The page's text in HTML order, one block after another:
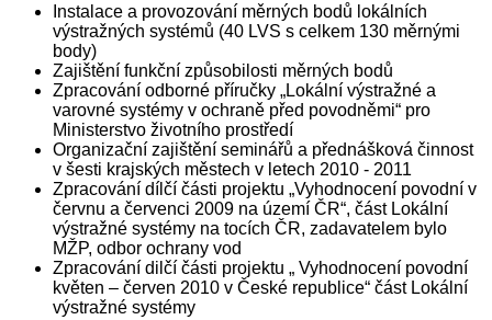
Instalace a provozování měrných bodů lokálních
výstražných systémů (40 LVS s celkem 130 měrnými
body)
Zajištění funkční způsobilosti měrných bodů
Zpracování odborné příručky „Lokální výstražné a
varovné systémy v ochraně před povodněmi“ pro
Ministerstvo životního prostředí
Organizační zajištění seminářů a přednášková činnost
v šesti krajských městech v letech 2010 - 2011
Zpracování dílčí části projektu „Vyhodnocení povodní v
červnu a červenci 2009 na území ČR“, část Lokální
výstražné systémy na tocích ČR, zadavatelem bylo
MŽP, odbor ochrany vod
Zpracování dilčí části projektu „ Vyhodnocení povodní
květen – červen 2010 v České republice“ část Lokální
výstražné systémy